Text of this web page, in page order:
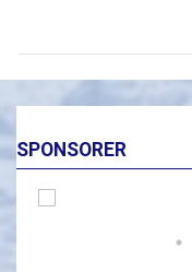
SPONSORER